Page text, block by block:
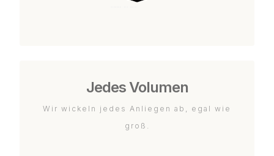
Jedes Volumen
Wir wickeln jedes Anliegen ab, egal wie
groß.